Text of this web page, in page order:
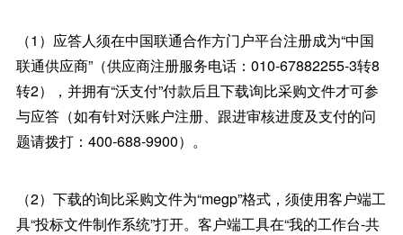
（1）应答人须在中国联通合作方门户平台注册成为“中国
联通供应商”（供应商注册服务电话：010-67882255-3转8
转2），并拥有“沃支付”付款后且下载询比采购文件才可参
与应答（如有针对沃账户注册、跟进审核进度及支付的问
题请拨打：400-688-9900）。
（2）下载的询比采购文件为“megp”格式，须使用客户端工
具“投标文件制作系统”打开。客户端工具在“我的工作台-共